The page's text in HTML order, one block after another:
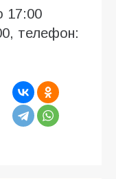
17:00
телефон: